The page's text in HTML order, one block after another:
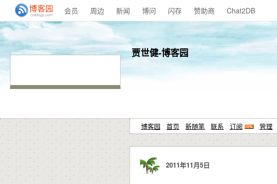
会员 周边 新闻 博问 闪存 赞助商 Chat2DB
贾世健-博客园
博客园 首页 新随笔 联系 订阅 管理
2011年11月5日